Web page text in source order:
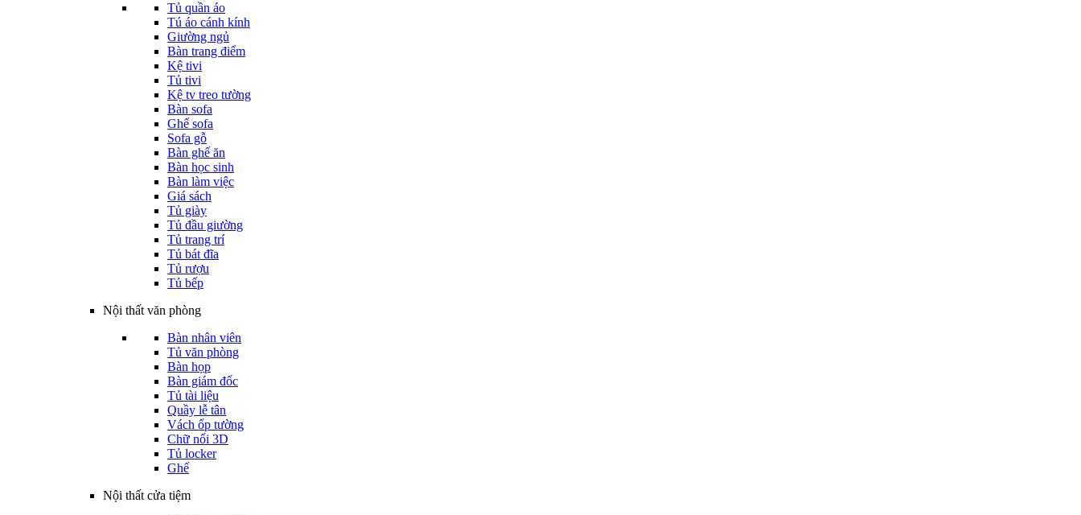
Tủ quần áo
Tú áo cánh kính
Giường ngủ
Bàn trang điểm
Kệ tivi
Tủ tivi
Kệ tv treo tường
Bàn sofa
Ghế sofa
Sofa gỗ
Bàn ghế ăn
Bàn học sinh
Bàn làm việc
Giá sách
Tủ giày
Tủ đầu giường
Tủ trang trí
Tủ bát đĩa
Tủ rượu
Tủ bếp
Nội thất văn phòng
Bàn nhân viên
Tủ văn phòng
Bàn họp
Bàn giám đốc
Tủ tài liệu
Quầy lễ tân
Vách ốp tường
Chữ nổi 3D
Tủ locker
Ghế
Nội thất cửa tiệm